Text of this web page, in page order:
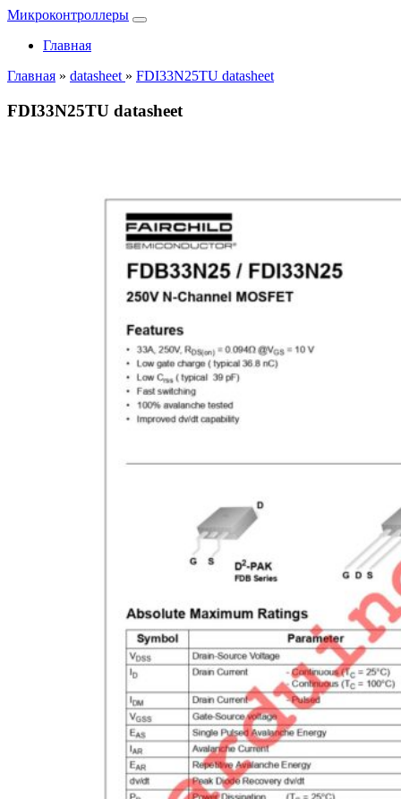
Микроконтроллеры
Главная
Главная » datasheet » FDI33N25TU datasheet
FDI33N25TU datasheet